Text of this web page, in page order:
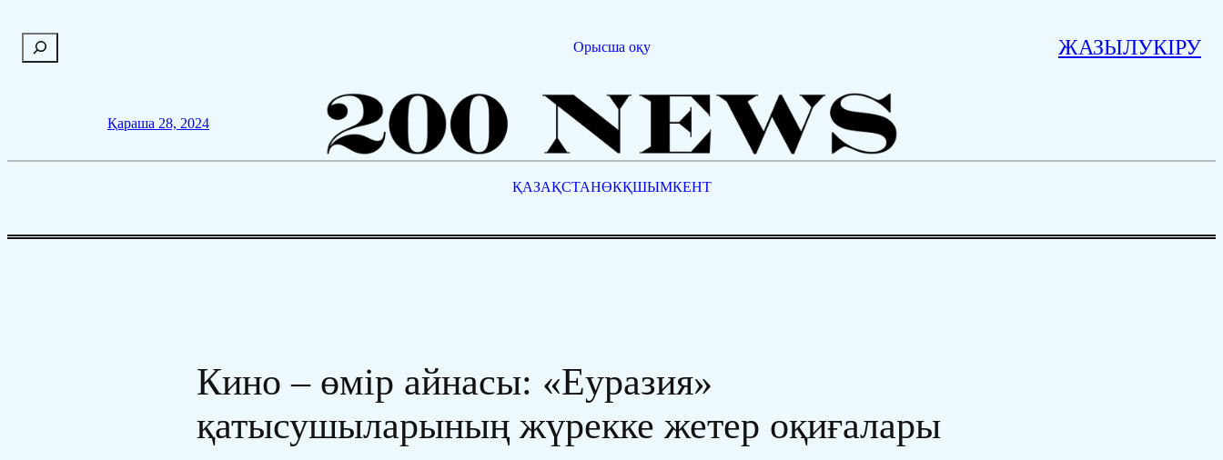
о
Орысша оқу ЖАЗЫЛУКІРУ
Қараша 28, 2024
ҚАЗАҚСТАНӨКҚШЫМКЕНТ
Кино – өмір айнасы: «Еуразия»
қатысушыларының жүрекке жетер оқиғалары